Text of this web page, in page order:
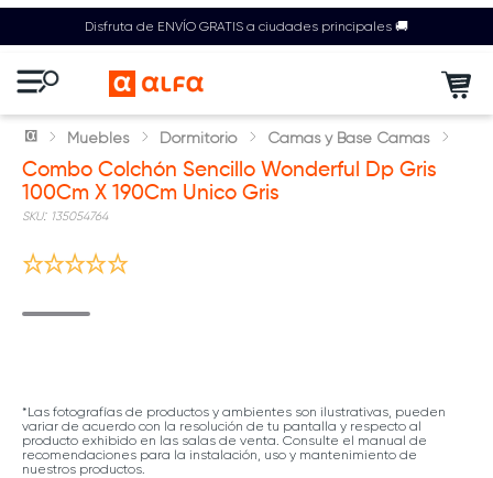
Disfruta de ENVÍO GRATIS a ciudades principales 🚚
Muebles Dormitorio Camas y Base Camas
Combo Colchón Sencillo Wonderful Dp Gris
100Cm X 190Cm Unico Gris
: 135054764
*Las fotografías de productos y ambientes son ilustrativas, pueden
variar de acuerdo con la resolución de tu pantalla y respecto al
producto exhibido en las salas de venta. Consulte el manual de
recomendaciones para la instalación, uso y mantenimiento de
nuestros productos.